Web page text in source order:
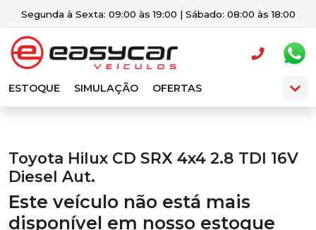
Segunda à Sexta: 09:00 às 19:00 | Sábado: 08:00 às 18:00
ESTOQUE SIMULAÇÃO OFERTAS
Toyota Hilux CD SRX 4x4 2.8 TDI 16V
Diesel Aut.
Este veículo não está mais
disponível em nosso estoque